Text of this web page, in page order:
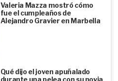
Valeria Mazza mostró cómo
fue el cumpleaños de
Alejandro Gravier en Marbella
Qué dijo el joven apuñalado
durante una pelea con su novia